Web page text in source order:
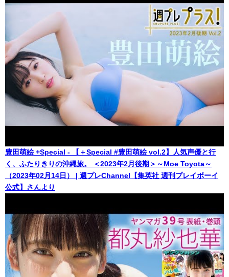
豊田萌絵 +Special - 【＋Special #豊田萌絵 vol.2】人気声優と行
く、ふたりきりの沖縄旅。 ＜2023年2月後期＞～Moe Toyota～
（2023年02月14日） | 週プレChannel【集英社 週刊プレイボーイ
公式】さんより